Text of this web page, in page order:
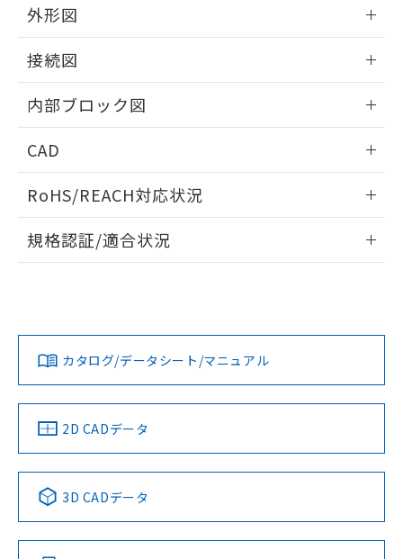
外形図
接続図
端子配置
内部ブロック図
CAD
ドすることができます。
ログイン/会員登録
ダウンロードデータをご利用いただく前に、以下を必ずお読
みください。
ソフトウェアの使用条件
RoHS/REACH対応状況
EU RoHS 注意事項・凡例
対応済み
中国 RoHS 注意事項・凡例
Pb Hg Cd Cr(VI)
規格認証/適合状況
LR型式承認
（イギリス
船舶規格）
DNV型式承認
（ノルウェー
BV型式承認
（フランス
KR型式
（韓国
No No No No
この製品の規格認証/適合状況ページへ
その他の認証はこちらのページからご検索ください
カタログ/データシート/マニュアル
2D CADデータ
3D CADデータ
り、2022年1月12日より割愛しておりま
す。